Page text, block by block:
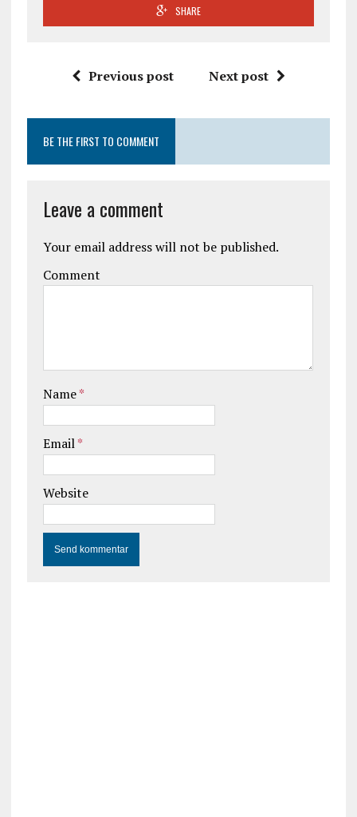
SHARE
Previous post Next post
BE THE FIRST TO COMMENT
Leave a comment
Your email address will not be published.
Comment
Name*
Email*
Website